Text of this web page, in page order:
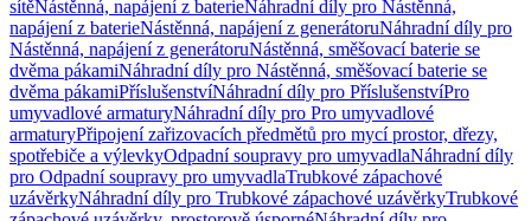
sítěNástěnná, napájení z baterieNáhradní díly pro Nástěnná,
napájení z baterieNástěnná, napájení z generátoruNáhradní díly pro
Nástěnná, napájení z generátoruNástěnná, směšovací baterie se
dvěma pákamiNáhradní díly pro Nástěnná, směšovací baterie se
dvěma pákamiPříslušenstvíNáhradní díly pro PříslušenstvíPro
umyvadlové armaturyNáhradní díly pro Pro umyvadlové
armaturyPřipojení zařizovacích předmětů pro mycí prostor, dřezy,
spotřebiče a výlevkyOdpadní soupravy pro umyvadlaNáhradní díly
pro Odpadní soupravy pro umyvadlaTrubkové zápachové
uzávěrkyNáhradní díly pro Trubkové zápachové uzávěrkyTrubkové